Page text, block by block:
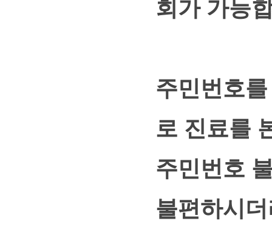
회가 가능
주민번호
로 진료를
주민번호
불편하시